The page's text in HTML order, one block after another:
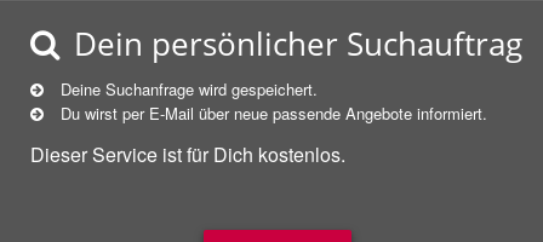
Dein persönlicher Suchauftrag
Deine Suchanfrage wird gespeichert.
Du wirst per E-Mail über neue passende Angebote informiert.
Dieser Service ist für Dich kostenlos.